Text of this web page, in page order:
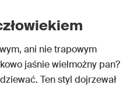
ani nie trapowym
jaśnie wielmożny pan?
Ten styl dojrzewał